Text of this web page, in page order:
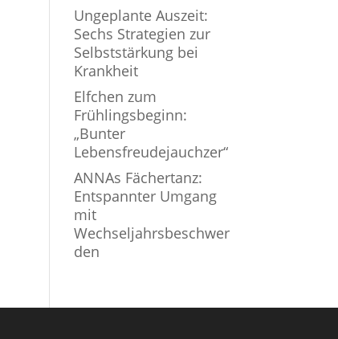
Ungeplante Auszeit:
Sechs Strategien zur
Selbststärkung bei
Krankheit
Elfchen zum
Frühlingsbeginn:
„Bunter
Lebensfreudejauchzer“
ANNAs Fächertanz:
Entspannter Umgang
mit
Wechseljahrsbeschwer
den